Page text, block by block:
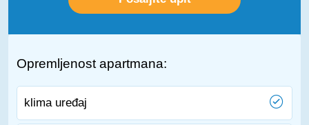
Opremljenost apartmana:
klima uređaj